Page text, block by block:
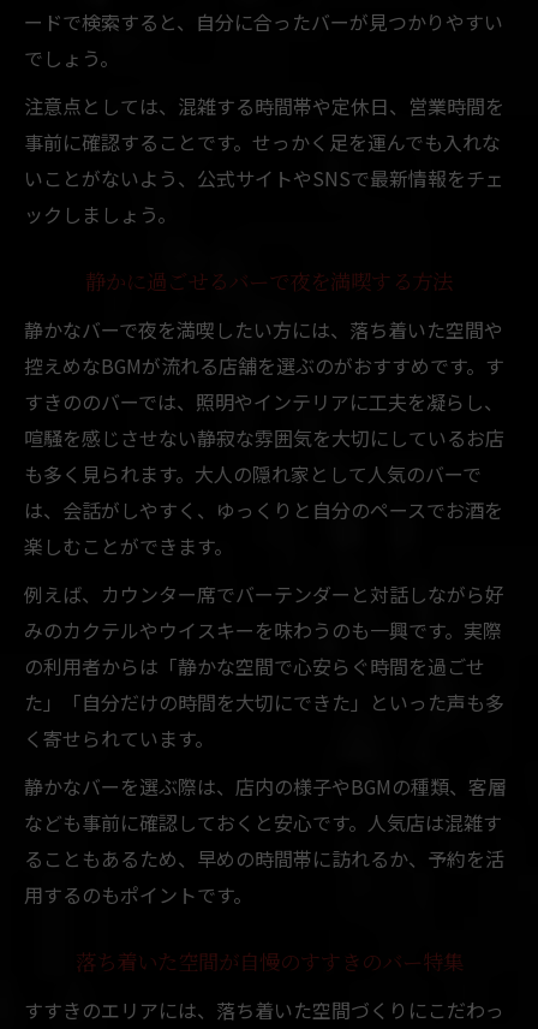
ードで検索すると、自分に合ったバーが見つかりやすい
でしょう。
注意点としては、混雑する時間帯や定休日、営業時間を
事前に確認することです。せっかく足を運んでも入れな
いことがないよう、公式サイトやSNSで最新情報をチェ
ックしましょう。
静かに過ごせるバーで夜を満喫する方法
静かなバーで夜を満喫したい方には、落ち着いた空間や
控えめなBGMが流れる店舗を選ぶのがおすすめです。す
すきののバーでは、照明やインテリアに工夫を凝らし、
喧騒を感じさせない静寂な雰囲気を大切にしているお店
も多く見られます。大人の隠れ家として人気のバーで
は、会話がしやすく、ゆっくりと自分のペースでお酒を
楽しむことができます。
例えば、カウンター席でバーテンダーと対話しながら好
みのカクテルやウイスキーを味わうのも一興です。実際
の利用者からは「静かな空間で心安らぐ時間を過ごせ
た」「自分だけの時間を大切にできた」といった声も多
く寄せられています。
静かなバーを選ぶ際は、店内の様子やBGMの種類、客層
なども事前に確認しておくと安心です。人気店は混雑す
ることもあるため、早めの時間帯に訪れるか、予約を活
用するのもポイントです。
落ち着いた空間が自慢のすすきのバー特集
すすきのエリアには、落ち着いた空間づくりにこだわっ